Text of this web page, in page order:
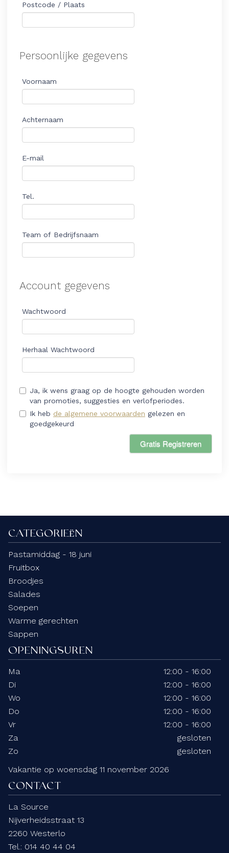
Postcode / Plaats
Persoonlijke gegevens
Voornaam
Achternaam
E-mail
Tel.
Team of Bedrijfsnaam
Account gegevens
Wachtwoord
Herhaal Wachtwoord
Ja, ik wens graag op de hoogte gehouden worden
van promoties, suggesties en verlofperiodes.
Ik heb de algemene voorwaarden gelezen en
goedgekeurd
Gratis Registreren
CATEGORIEËN
Pastamiddag - 18 juni
Fruitbox
Broodjes
Salades
Soepen
Warme gerechten
Sappen
OPENINGSUREN
Ma
12:00 - 16:00
Di
12:00 - 16:00
Wo
12:00 - 16:00
Do
12:00 - 16:00
Vr
12:00 - 16:00
Za
gesloten
Zo
gesloten
Vakantie op woensdag 11 november 2026
CONTACT
La Source
Nijverheidsstraat 13
2260 Westerlo
Tel.: 014 40 44 04